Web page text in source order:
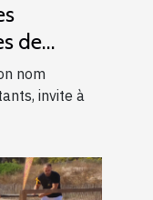
de
nom
invite à